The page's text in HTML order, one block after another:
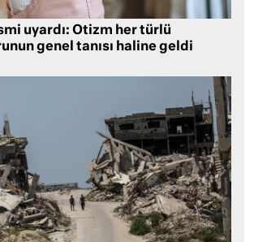
uyardı: Otizm her türlü
genel tanısı haline geldi